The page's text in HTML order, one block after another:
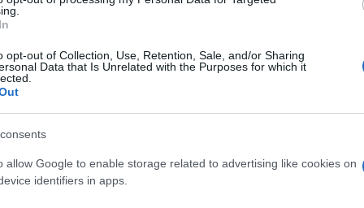
opt-out of Collection, Use, Retention, Sale, and/or Sharing
Data that Is Unrelated with the Purposes for which it
allow Google to enable storage related to advertising like cookies on
identifiers in apps.
italiani